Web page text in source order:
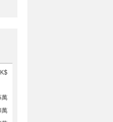
萬
萬